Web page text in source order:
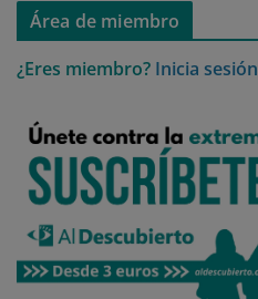
Área de miembro
¿Eres miembro? Inicia sesión